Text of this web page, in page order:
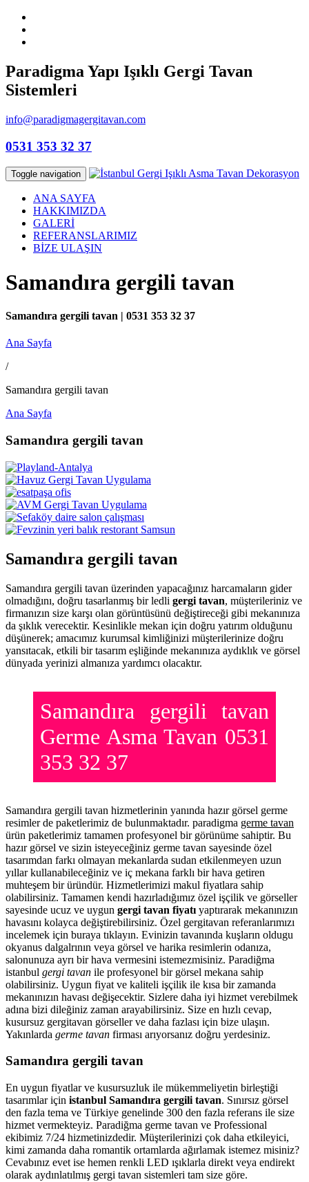
Paradigma Yapı Işıklı Gergi Tavan
Sistemleri
info@paradigmagergitavan.com
0531 353 32 37
Toggle navigation
ANA SAYFA
HAKKIMIZDA
GALERİ
REFERANSLARIMIZ
BİZE ULAŞIN
Samandıra gergili tavan
Samandıra gergili tavan | 0531 353 32 37
Ana Sayfa
/
Samandıra gergili tavan
Ana Sayfa
Samandıra gergili tavan
Samandıra gergili tavan
Samandıra gergili tavan üzerinden yapacağınız harcamaların gider
olmadığını, doğru tasarlanmış bir ledli gergi tavan, müşterileriniz ve
firmanızın size karşı olan görüntüsünü değiştireceği gibi mekanınıza
da şıklık verecektir. Kesinlikle mekan için doğru yatırım olduğunu
düşünerek; amacımız kurumsal kimliğinizi müşterilerinize doğru
yansıtacak, etkili bir tasarım eşliğinde mekanınıza aydıklık ve görsel
dünyada yerinizi almanıza yardımcı olacaktır.
Samandıra gergili tavan
Germe Asma Tavan 0531
353 32 37
Samandıra gergili tavan hizmetlerinin yanında hazır görsel germe
resimler de paketlerimiz de bulunmaktadır. paradigma germe tavan
ürün paketlerimiz tamamen profesyonel bir görünüme sahiptir. Bu
hazır görsel ve sizin isteyeceğiniz germe tavan sayesinde özel
tasarımdan farkı olmayan mekanlarda sudan etkilenmeyen uzun
yıllar kullanabileceğiniz ve iç mekana farklı bir hava getiren
muhteşem bir üründür. Hizmetlerimizi makul fiyatlara sahip
olabilirsiniz. Tamamen kendi hazırladığımız özel işçilik ve görseller
sayesinde ucuz ve uygun gergi tavan fiyatı yaptırarak mekanınızın
havasını kolayca değiştirebilirsiniz. Özel gergitavan referanlarımızı
incelemek için buraya tıklayın. Evinizin tavanında kuşların oldugu
okyanus dalgalrının veya görsel ve harika resimlerin odanıza,
salonunuza ayrı bir hava vermesini istemezmisiniz. Paradiğma
istanbul gergi tavan ile profesyonel bir görsel mekana sahip
olabilirsiniz. Uygun fiyat ve kaliteli işçilik ile kısa bir zamanda
mekanınızın havası değişecektir. Sizlere daha iyi hizmet verebilmek
adına bizi dileğiniz zaman arayabilirsiniz. Size en hızlı cevap,
kusursuz gergitavan görseller ve daha fazlası için bize ulaşın.
Yakınlarda germe tavan firması arıyorsanız doğru yerdesiniz.
Samandıra gergili tavan
En uygun fiyatlar ve kusursuzluk ile mükemmeliyetin birleştiği
tasarımlar için istanbul Samandıra gergili tavan. Sınırsız görsel
den fazla tema ve Türkiye genelinde 300 den fazla referans ile size
hizmet vermekteyiz. Paradiğma germe tavan ve Professional
ekibimiz 7/24 hizmetinizdedir. Müşterilerinizi çok daha etkileyici,
kimi zamanda daha romantik ortamlarda ağırlamak istemez misiniz?
Cevabınız evet ise hemen renkli LED ışıklarla direkt veya endirekt
olarak aydınlatılmış gergi tavan sistemleri tam size göre.